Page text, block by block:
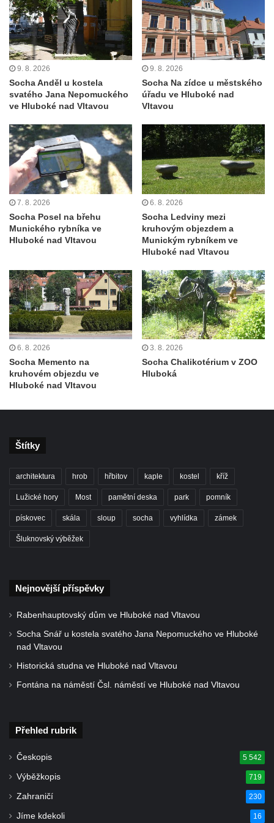
východně od Srbské Kamenice
Busta Jana Amose Komenského na domě
čp. 37 v Račicích
Socha Medvídě v Tierpark Chemnitz
Sochy Ležící žena v Tierpark Chemnitz
Sochy Ptáci v Tierpark Chemnitz
Socha Panter v ZOO Leipzig
Socha Dívka s mušlí v ZOO Leipzig
Socha Tygr v ZOO Leipzig
Socha Marabu v ZOO Leipzig
Busta Karla Maxe Schneidera v ZOO
Socha Iásón v ZOO Leipzig
Socha Mladý slon v ZOO Leipzig
Socha Býk v ZOO Dresden
Socha Uprchlý otrok bojuje s divokým psem
v ZOO Dresden
Socha krokodýla v ZOO Dresden
Socha slona v ZOO Dresden
Strom svobody a památník 100 let republiky
a 30. výročí listopadu 1989 v Hrobčicích
Sochy „Klaun a dívenka“ v parku v centru
Mirošovicích
Socha vodníka u požární nádrže v
Povodňový sloup II. v Dobříni
Povodňový sloup I. v Dobříni
9. 8. 2026
Socha Anděl u kostela
svatého Jana Nepomuckého
ve Hluboké nad Vltavou
9. 8. 2026
Socha Na zídce u městského
úřadu ve Hluboké nad
Vltavou
7. 8. 2026
Socha Posel na břehu
Munického rybníka ve
Hluboké nad Vltavou
6. 8. 2026
Socha Ledviny mezi
kruhovým objezdem a
Munickým rybníkem ve
Hluboké nad Vltavou
6. 8. 2026
Socha Memento na
kruhovém objezdu ve
Hluboké nad Vltavou
3. 8. 2026
Socha Chalikotérium v ZOO
Hluboká
Štítky
architektura hrob hřbitov kaple kostel kříž
Lužické hory Most pamětní deska park pomník
pískovec skála sloup socha vyhlídka zámek
Šluknovský výběžek
Nejnovější příspěvky
Rabenhauptovský dům ve Hluboké nad Vltavou
Socha Snář u kostela svatého Jana Nepomuckého ve Hluboké
nad Vltavou
Historická studna ve Hluboké nad Vltavou
Fontána na náměstí Čsl. náměstí ve Hluboké nad Vltavou
Přehled rubrik
Českopis 5 542
Výběžkopis 719
Zahraničí 230
Jíme kdekoli 16